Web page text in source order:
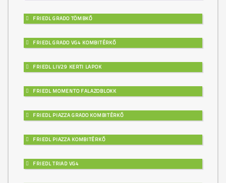
FRIEDL GRADO TÖMBKŐ
FRIEDL GRADO VG4 KOMBITÉRKŐ
FRIEDL LIV29 KERTI LAPOK
FRIEDL MOMENTO FALAZOBLOKK
FRIEDL PIAZZA GRADO KOMBITÉRKŐ
FRIEDL PIAZZA KOMBITÉRKŐ
FRIEDL TRIAD VG4